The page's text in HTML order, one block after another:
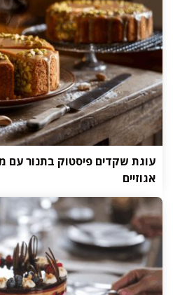
עוגת שקדים פיסטוק בתנור עם
אגוזיים